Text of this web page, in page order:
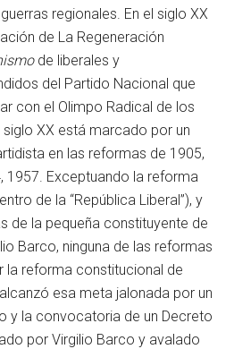
regionales. En el siglo XX
de La Regeneración
de liberales y
del Partido Nacional que
con el Olimpo Radical de los
XX está marcado por un
en las reformas de 1905,
1957. Exceptuando la reforma
de la “República Liberal”), y
de la pequeña constituyente de
Barco, ninguna de las reformas
la reforma constitucional de
esa meta jalonada por un
y la convocatoria de un Decreto
por Virgilio Barco y avalado